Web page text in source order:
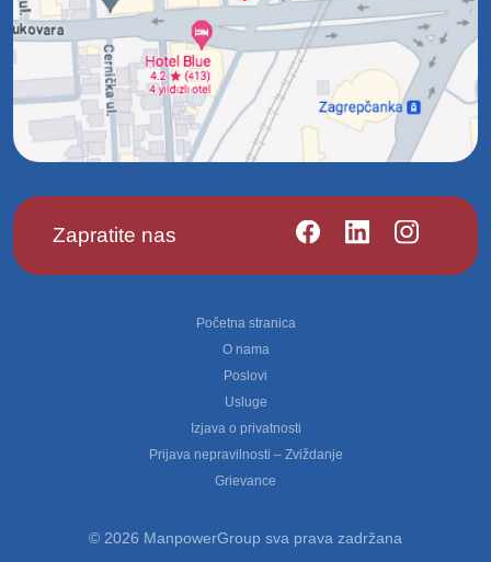
Zapratite nas
Početna stranica
O nama
Poslovi
Usluge
Izjava o privatnosti
Prijava nepravilnosti – Zviždanje
Grievance
© 2026 ManpowerGroup sva prava zadržana